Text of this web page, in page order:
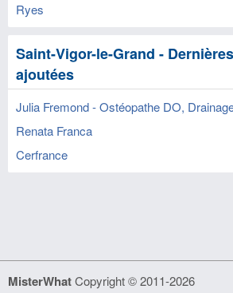
Ryes
Saint-Vigor-le-Grand -
ajoutées
Julia Fremond - Ostéopathe DO,
Renata Franca
Cerfrance
MisterWhatCopyright © 2011-2026